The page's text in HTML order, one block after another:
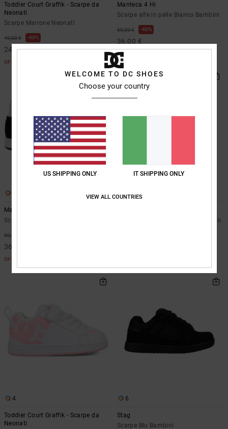
Toddler Court Graffik - Scarpe da
Neonati
Scarpe Marrone Neonati
40,00 € 40%
24,00 €
OFFERTE
Manteca 4 Hi
Scarpe alte in pelle Bianco Bambini
60,00 € 40%
36,00 €
OFFERTE
Manteca 4 Hi
Scarpe alte in pelle Bianco Bambini
60,00 €
36,00 €
OFFERTE
Scarponi da snowboard BOA® Nero
OFFERTE
4
Toddler Court Graffik - Scarpe da
Neonati
6
Stag
Scarpe Blu Bambini
WELCOME TO DC SHOES
Choose your country
US SHIPPING ONLY IT SHIPPING ONLY
VIEW ALL COUNTRIES